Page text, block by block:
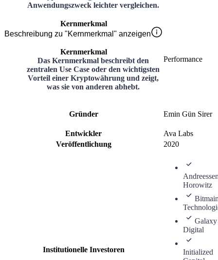
Anwendungszweck leichter vergleichen.
Kernmerkmal
Beschreibung zu "Kernmerkmal" anzeigen
Kernmerkmal
Das Kernmerkmal beschreibt den
zentralen Use Case oder den wichtigsten
Vorteil einer Kryptowährung und zeigt,
was sie von anderen abhebt.
Performance
Gründer Emin Gün Sirer
Entwickler
Ava Labs
Veröffentlichung
2020
Institutionelle Investoren
Horowitz
Galaxy
Digital
Initialized